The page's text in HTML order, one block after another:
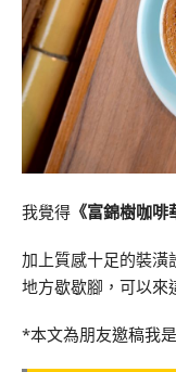
我覺得 《富錦樹咖啡
加上質感十足的裝潢
地方歇歇腳，可以來
*本文為朋友邀稿我